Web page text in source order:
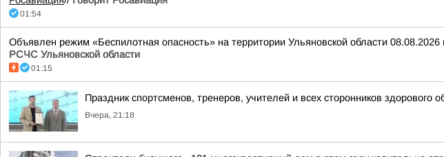
01:54
Объявлен режим «Беспилотная опасность» на территории Ульяновской области
РСЧС Ульяновской области
01:15
Праздник спортсменов, тренеров, учителей и всех сторонников здорового
Вчера, 21:18